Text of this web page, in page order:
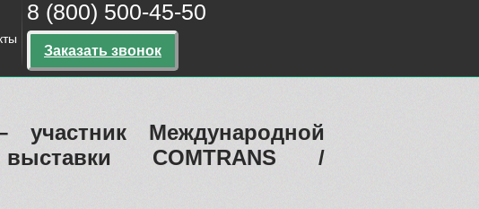
8 (800) 500-45-50
Заказать звонок
Международной
выставки COMTRANS /